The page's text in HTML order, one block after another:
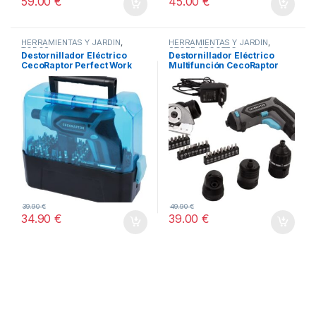
HERRAMIENTAS Y JARDÍN,
TODOS
Destornillador Eléctrico
CecoRaptor Perfect Work
360 Advance.
34.90€
39.90€
HERRAMIENTAS Y JARDÍN,
STORE CECOTEC -
DISTRIBUIDOR OFICIAL
,
TODOS
Destornillador Eléctrico
Multifunción CecoRaptor
Perfect MultiWork 360 Ultra
39.00€
49.90€